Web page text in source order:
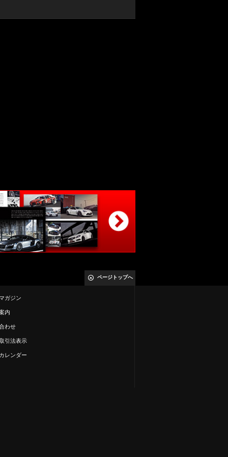
ページトップへ
ガジン
内
わせ
引法表示
レンダー